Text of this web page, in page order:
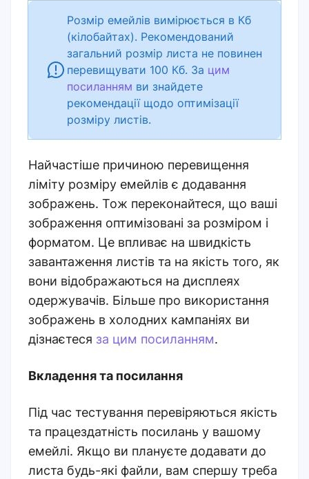
Розмір емейлів вимірюється в Кб
(кілобайтах). Рекомендований
загальний розмір листа не повинен
перевищувати 100 Кб. За цим
посиланням ви знайдете
рекомендації щодо оптимізації
розміру листів.
Найчастіше причиною перевищення
ліміту розміру емейлів є додавання
зображень. Тож переконайтеся, що ваші
зображення оптимізовані за розміром і
форматом. Це впливає на швидкість
завантаження листів та на якість того, як
вони відображаються на дисплеях
одержувачів. Більше про використання
зображень в холодних кампаніях ви
дізнаєтеся за цим посиланням.
Вкладення та посилання
Під час тестування перевіряються якість
та працездатність посилань у вашому
емейлі. Якщо ви плануєте додавати до
листа будь-які файли, вам спершу треба